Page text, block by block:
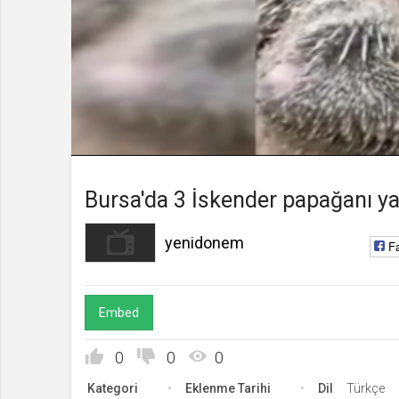
Yükleniyor
:
Bursa'da 3 İskender papağanı
yenidonem
Embed
0 0 0
Kategori Eklenme Tarihi Dil Türkçe